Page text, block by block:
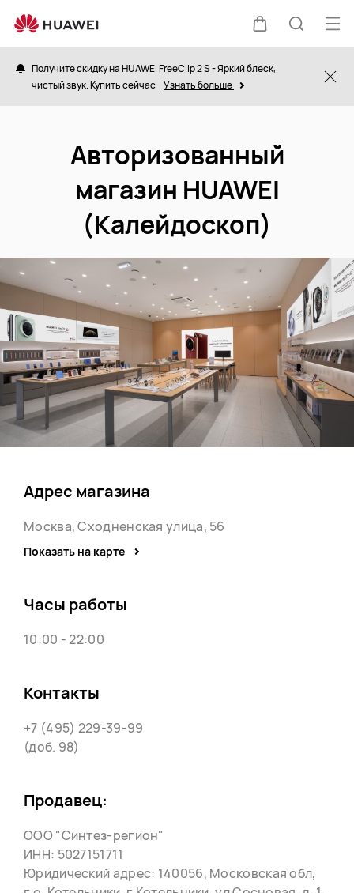
Щупальца
Поиск
Получите скидку на HUAWEI FreeClip 2 S - Яркий блеск,
чистый звук. Купить сейчас Узнать больше
Авторизованный
магазин HUAWEI
(Калейдоскоп)
Адрес магазина
Москва, Сходненская улица, 56
Показать на карте
Часы работы
10:00 - 22:00
Контакты
+7 (495) 229-39-99
(доб. 98)
Продавец:
ООО "Синтез-регион"
ИНН: 5027151711
Юридический адрес: 140056, Московская обл,